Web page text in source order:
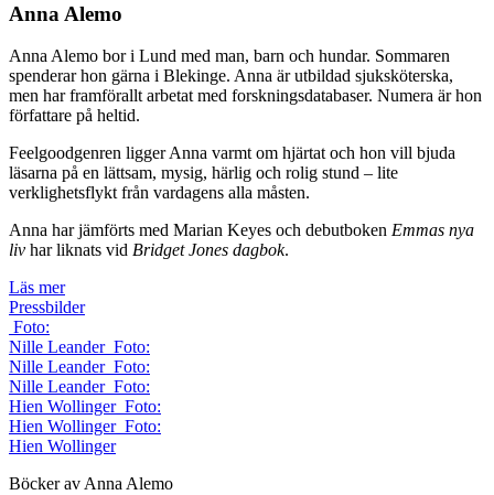
Anna Alemo
Anna Alemo bor i Lund med man, barn och hundar. Sommaren
spenderar hon gärna i Blekinge. Anna är utbildad sjuksköterska,
men har framförallt arbetat med forskningsdatabaser. Numera är hon
författare på heltid.
Feelgoodgenren ligger Anna varmt om hjärtat och hon vill bjuda
läsarna på en lättsam, mysig, härlig och rolig stund – lite
verklighetsflykt från vardagens alla måsten.
Anna har jämförts med Marian Keyes och debutboken Emmas nya
liv har liknats vid Bridget Jones dagbok.
Läs mer
Pressbilder
Foto:
Nille Leander Foto:
Nille Leander Foto:
Nille Leander Foto:
Hien Wollinger Foto:
Hien Wollinger Foto:
Hien Wollinger
Böcker av Anna Alemo